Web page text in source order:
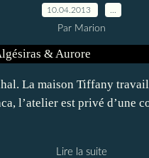
10.04.2013
Par Marion
La maison Tiffany
l’atelier est privé d’une
Lire la suite